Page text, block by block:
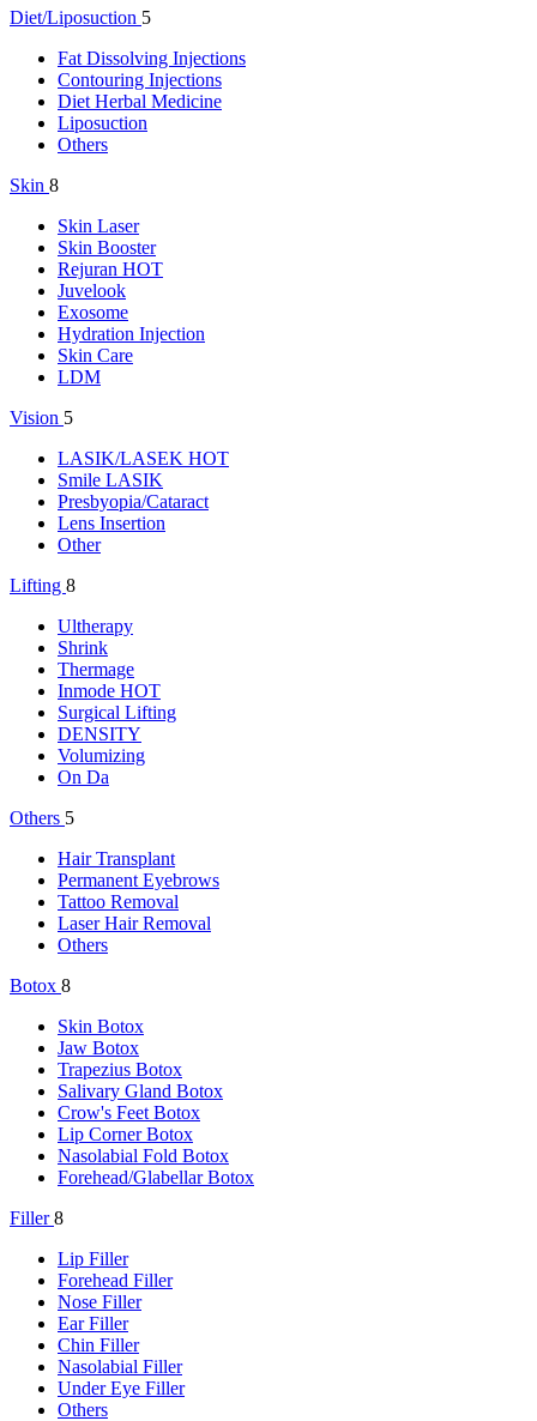
Diet/Liposuction 5
Fat Dissolving Injections
Contouring Injections
Diet Herbal Medicine
Liposuction
Others
Skin 8
Skin Laser
Skin Booster
Rejuran HOT
Juvelook
Exosome
Hydration Injection
Skin Care
LDM
Vision 5
LASIK/LASEK HOT
Smile LASIK
Presbyopia/Cataract
Lens Insertion
Other
Lifting 8
Ultherapy
Shrink
Thermage
Inmode HOT
Surgical Lifting
DENSITY
Volumizing
On Da
Others 5
Hair Transplant
Permanent Eyebrows
Tattoo Removal
Laser Hair Removal
Others
Botox 8
Skin Botox
Jaw Botox
Trapezius Botox
Salivary Gland Botox
Crow's Feet Botox
Lip Corner Botox
Nasolabial Fold Botox
Forehead/Glabellar Botox
Filler8
Lip Filler
Forehead Filler
Nose Filler
Ear Filler
Chin Filler
Nasolabial Filler
Under Eye Filler
Others